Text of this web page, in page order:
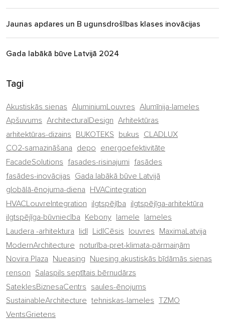
Jaunas apdares un B ugunsdrošības klases inovācijas
Gada labākā būve Latvijā 2024
Tagi
Akustiskās sienas AluminiumLouvres Alumīnija-lameles
Apšuvums ArchitecturalDesign Arhitektūras
arhitektūras-dizains BUKOTEKS bukus CLADLUX
CO2-samazināšana depo energoefektivitāte
FacadeSolutions fasades-risinajumi fasādes
fasādes-inovācijas Gada labākā būve Latvijā
globālā-ēnojuma-diena HVACintegration
HVACLouvreIntegration ilgtspējība ilgtspējīga-arhitektūra
ilgtspējīga-būvniecība Kebony lamele lameles
Laudera -arhitektura lidl LidlCēsis louvres MaximaLatvija
ModernArchitecture noturība-pret-klimata-pārmaiņām
Novira Plaza Nueasing Nuesing akustiskās bīdāmās sienas
renson Salaspils septītais bērnudārzs
SateklesBiznesaCentrs saules-ēnojums
SustainableArchitecture tehniskas-lameles TZMO
VentsGrietens